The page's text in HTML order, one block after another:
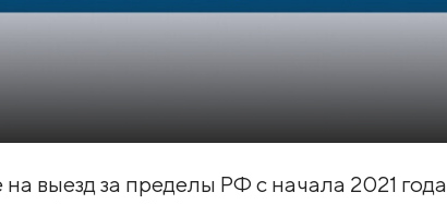
выезд за пределы РФ с начала 2021 года